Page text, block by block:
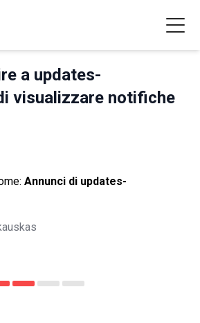
a updates-
visualizzare notifiche
Annunci di updates-